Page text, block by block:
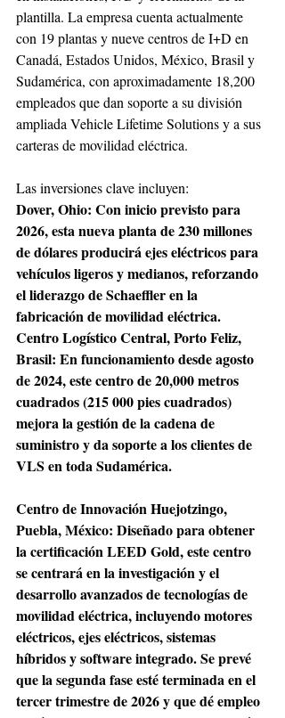
plantilla. La empresa cuenta actualmente
con 19 plantas y nueve centros de I+D en
Canadá, Estados Unidos, México, Brasil y
Sudamérica, con aproximadamente 18,200
empleados que dan soporte a su división
ampliada Vehicle Lifetime Solutions y a sus
carteras de movilidad eléctrica.
Las inversiones clave incluyen:
Dover, Ohio: Con inicio previsto para
2026, esta nueva planta de 230 millones
de dólares producirá ejes eléctricos para
vehículos ligeros y medianos, reforzando
el liderazgo de Schaeffler en la
fabricación de movilidad eléctrica.
Centro Logístico Central, Porto Feliz,
Brasil: En funcionamiento desde agosto
de 2024, este centro de 20,000 metros
cuadrados (215 000 pies cuadrados)
mejora la gestión de la cadena de
suministro y da soporte a los clientes de
VLS en toda Sudamérica.
Centro de Innovación Huejotzingo,
Puebla, México: Diseñado para obtener
la certificación LEED Gold, este centro
se centrará en la investigación y el
desarrollo avanzados de tecnologías de
movilidad eléctrica, incluyendo motores
eléctricos, ejes eléctricos, sistemas
híbridos y software integrado. Se prevé
que la segunda fase esté terminada en el
tercer trimestre de 2026 y que dé empleo